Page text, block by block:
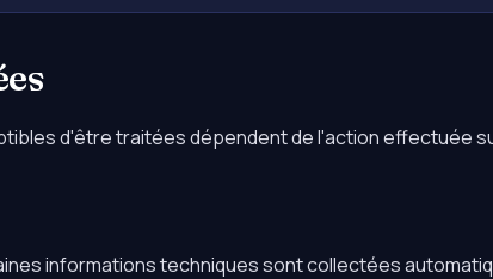
d'être traitées dépendent de l'action effectuée
informations techniques sont collectées